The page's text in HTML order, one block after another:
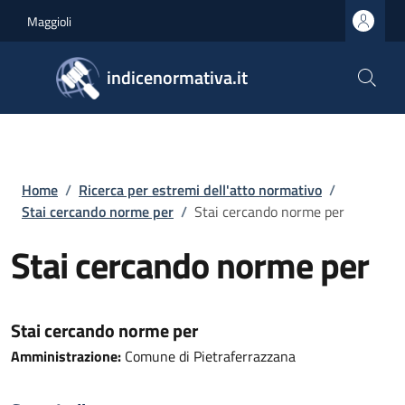
Maggioli
indicenormativa.it
Briciole di pane
Home / Ricerca per estremi dell'atto normativo /
Stai cercando norme per / Stai cercando norme per
Stai cercando norme per
Stai cercando norme per
Amministrazione: Comune di Pietraferrazzana